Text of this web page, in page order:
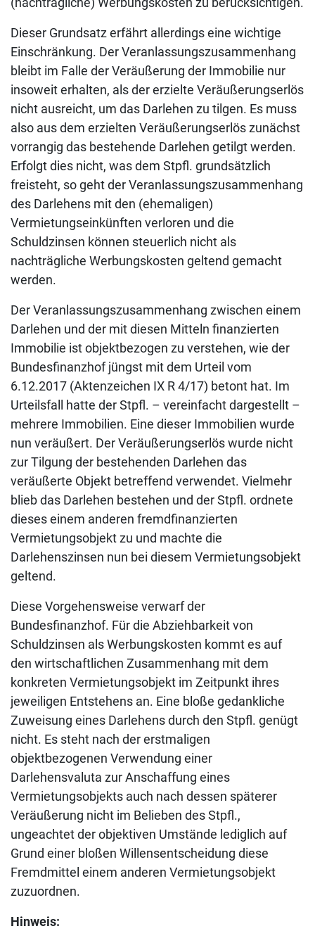
Dieser Grundsatz erfährt allerdings eine wichtige
Einschränkung. Der Veranlassungszusammenhang
bleibt im Falle der Veräußerung der Immobilie nur
insoweit erhalten, als der erzielte Veräußerungserlös
nicht ausreicht, um das Darlehen zu tilgen. Es muss
also aus dem erzielten Veräußerungserlös zunächst
vorrangig das bestehende Darlehen getilgt werden.
Erfolgt dies nicht, was dem Stpfl. grundsätzlich
freisteht, so geht der Veranlassungszusammenhang
des Darlehens mit den (ehemaligen)
Vermietungseinkünften verloren und die
Schuldzinsen können steuerlich nicht als
nachträgliche Werbungskosten geltend gemacht
werden.
Der Veranlassungszusammenhang zwischen einem
Darlehen und der mit diesen Mitteln finanzierten
Immobilie ist objektbezogen zu verstehen, wie der
Bundesfinanzhof jüngst mit dem Urteil vom
6.12.2017 (Aktenzeichen IX R 4/17) betont hat. Im
Urteilsfall hatte der Stpfl. – vereinfacht dargestellt –
mehrere Immobilien. Eine dieser Immobilien wurde
nun veräußert. Der Veräußerungserlös wurde nicht
zur Tilgung der bestehenden Darlehen das
veräußerte Objekt betreffend verwendet. Vielmehr
blieb das Darlehen bestehen und der Stpfl. ordnete
dieses einem anderen fremdfinanzierten
Vermietungsobjekt zu und machte die
Darlehenszinsen nun bei diesem Vermietungsobjekt
geltend.
Diese Vorgehensweise verwarf der
Bundesfinanzhof. Für die Abziehbarkeit von
Schuldzinsen als Werbungskosten kommt es auf
den wirtschaftlichen Zusammenhang mit dem
konkreten Vermietungsobjekt im Zeitpunkt ihres
jeweiligen Entstehens an. Eine bloße gedankliche
Zuweisung eines Darlehens durch den Stpfl. genügt
nicht. Es steht nach der erstmaligen
objektbezogenen Verwendung einer
Darlehensvaluta zur Anschaffung eines
Vermietungsobjekts auch nach dessen späterer
Veräußerung nicht im Belieben des Stpfl.,
ungeachtet der objektiven Umstände lediglich auf
Grund einer bloßen Willensentscheidung diese
Fremdmittel einem anderen Vermietungsobjekt
zuzuordnen.
Hinweis: